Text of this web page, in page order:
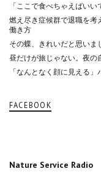
「ここで食べちゃえばい
燃え尽き症候群で退職を考
働き方
その蝶、きれいだと思いま
昼だけが旅じゃない。夜の
「なんとなく顔に見える
FACEBOOK
Nature Service Radio